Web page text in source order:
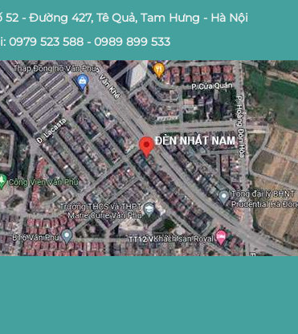
- Đường 427, Tê Quả, Tam Hưng - Hà Nội
0979 523 588 - 0989 899 533